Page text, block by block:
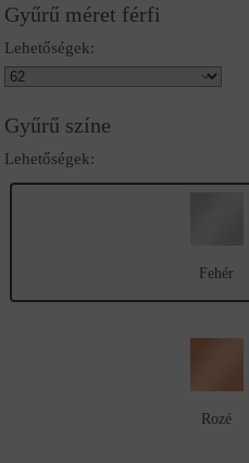
Gyűrű méret férfi
Lehetőségek:
Gyűrű színe
Lehetőségek:
Fehér
Rozé